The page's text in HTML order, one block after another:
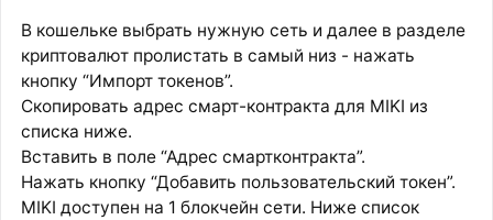
В кошельке выбрать нужную сеть и далее в разделе
криптовалют пролистать в самый низ - нажать
кнопку “Импорт токенов”.
Скопировать адрес смарт-контракта для MIKI из
списка ниже.
Вставить в поле “Адрес смартконтракта”.
Нажать кнопку “Добавить пользовательский токен”.
MIKI доступен на 1 блокчейн сети. Ниже список